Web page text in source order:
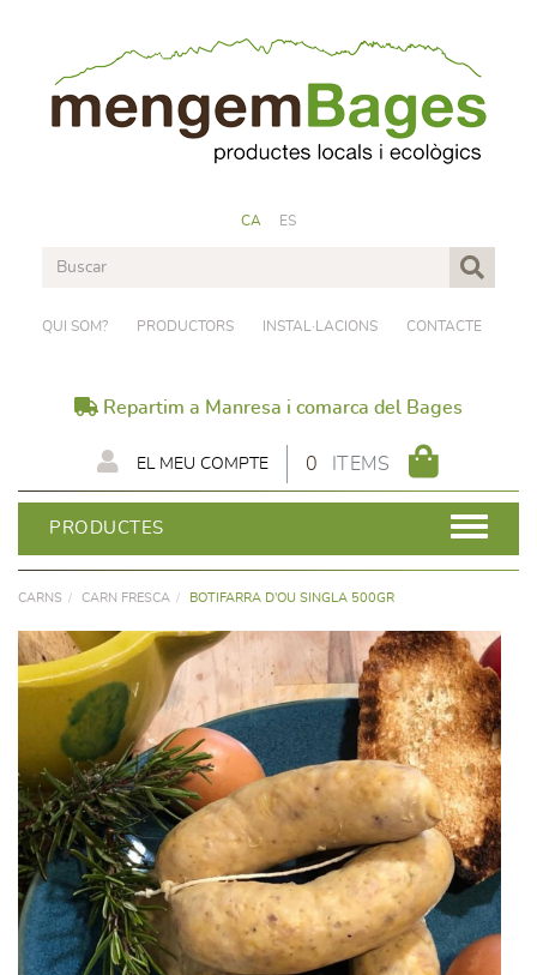
CA ES
QUI SOM? PRODUCTORS INSTAL·LACIONS CONTACTE
Repartim a Manresa i comarca del Bages
0 ITEMS
EL MEU COMPTE
PRODUCTES
CARNS CARN FRESCA BOTIFARRA D'OU SINGLA 500GR